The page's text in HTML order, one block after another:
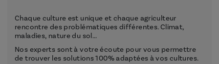
Chaque culture est unique et chaque agriculteur
rencontre des problématiques différentes. Climat,
maladies, nature du sol...
Nos experts sont à votre écoute pour vous permettre
de trouver les solutions 100% adaptées à vos cultures.